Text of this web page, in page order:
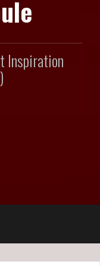
Inspiration